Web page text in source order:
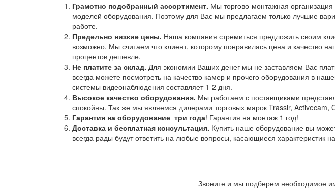
Грамотно подобранный ассортимент. Мы торгово-монтажная
моделей оборудования. Поэтому для Вас мы предлагаем только лучшие
работе.
Предельно низкие цены. Наша компания стремиться предложить своим
возможно. Мы считаем что клиент, которому понравилась цена и качество
процентов дешевле.
Не платите за склад. Для экономии Ваших денег мы не заставляем Вас
всегда можете посмотреть на качество камер и прочего оборудования в
системы видеонаблюдения составляет 1-2 дня.
Высокое качество оборудования. Мы работаем с поставщиками
спокойны. Так же мы являемся дилерами торговых марок Trassir,
Гарантия на оборудование три года! Гарантия на монтаж 1 год!
Доставка и бесплатная консультация. Купить наше оборудование вы
всегда рады будут ответить на любые вопросы, касающиеся характеристик
Звоните и мы подберем необходимое